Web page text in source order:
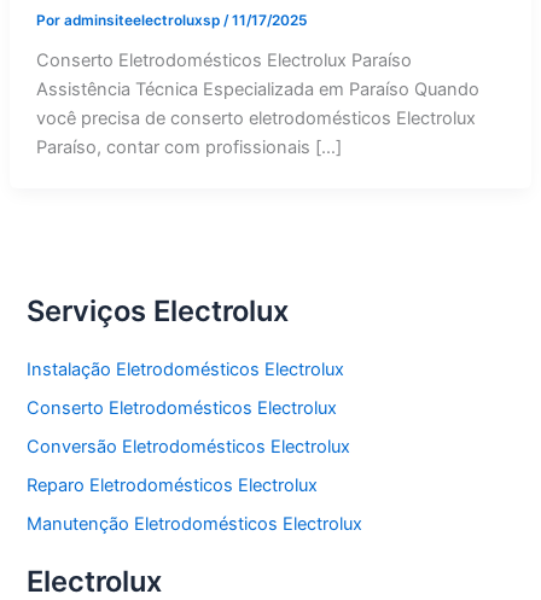
Por adminsiteelectroluxsp /11/17/2025
Conserto Eletrodomésticos Electrolux Paraíso
Assistência Técnica Especializada em Paraíso Quando
você precisa de conserto eletrodomésticos Electrolux
Paraíso, contar com profissionais […]
Serviços Electrolux
Instalação Eletrodomésticos Electrolux
Conserto Eletrodomésticos Electrolux
Conversão Eletrodomésticos Electrolux
Reparo Eletrodomésticos Electrolux
Manutenção Eletrodomésticos Electrolux
Electrolux